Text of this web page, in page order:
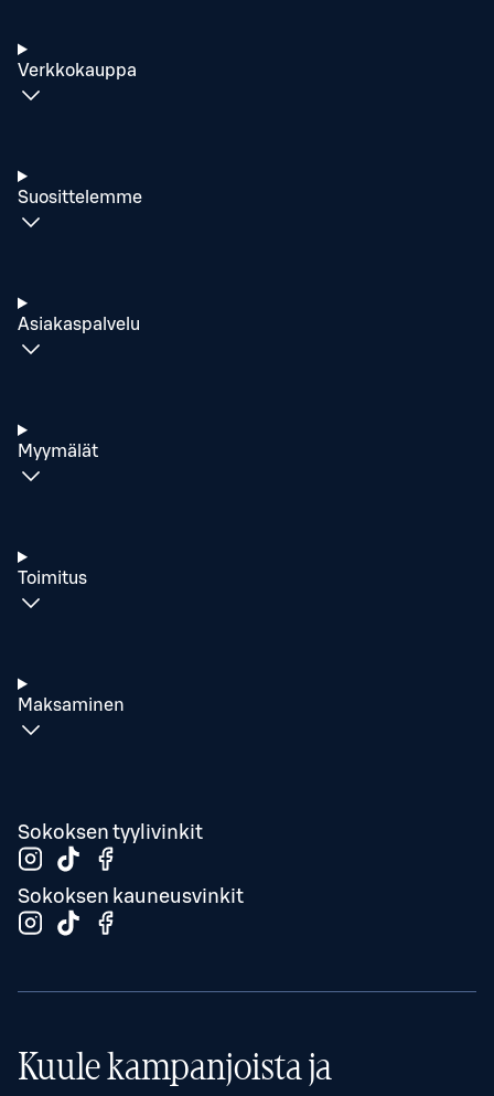
Verkkokauppa
Suosittelemme
Asiakaspalvelu
Myymälät
Toimitus
Maksaminen
Sokoksen tyylivinkit
Sokoksen kauneusvinkit
Kuule kampanjoista ja